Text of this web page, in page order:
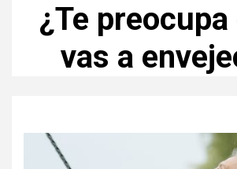
¿Te
vas a